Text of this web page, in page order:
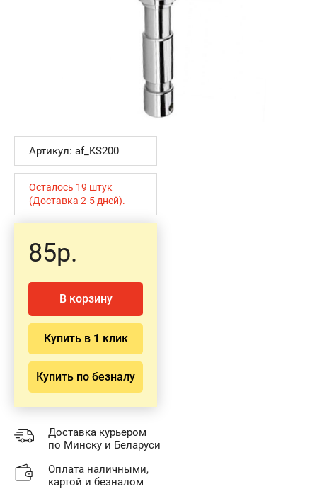
Артикул: af_KS200
Осталось 19 штук
(Доставка 2-5 дней).
85р.
В корзину
Купить в 1 клик
Купить по безналу
Доставка курьером
по Минску и Беларуси
Оплата наличными,
картой и безналом